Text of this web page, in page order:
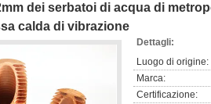
dei serbatoi di acqua di
calda di vibrazione
Dettagli:
Luogo di origine:
Marca:
Certificazione: